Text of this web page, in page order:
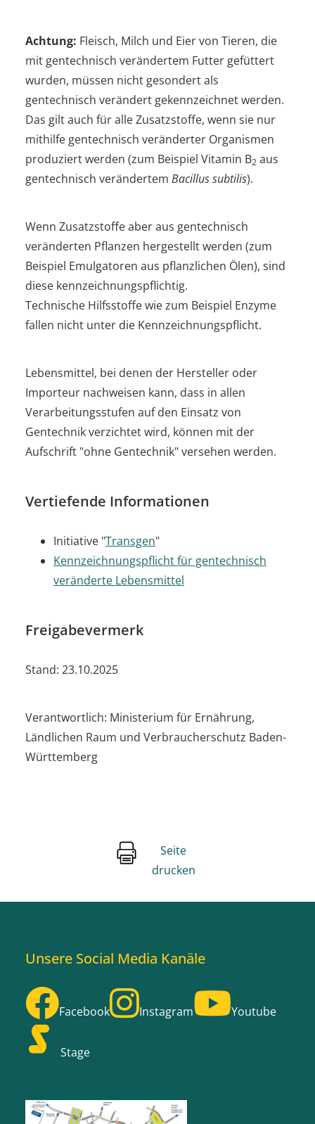
Achtung: Fleisch, Milch und Eier von Tieren, die
mit gentechnisch verändertem Futter gefüttert
wurden, müssen nicht gesondert als
gentechnisch verändert gekennzeichnet werden.
Das gilt auch für alle Zusatzstoffe, wenn sie nur
mithilfe gentechnisch veränderter Organismen
produziert werden (zum Beispiel Vitamin B2 aus
gentechnisch verändertem Bacillus subtilis).
Wenn Zusatzstoffe aber aus gentechnisch
veränderten Pflanzen hergestellt werden (zum
Beispiel Emulgatoren aus pflanzlichen Ölen), sind
diese kennzeichnungspflichtig.
Technische Hilfsstoffe wie zum Beispiel Enzyme
fallen nicht unter die Kennzeichnungspflicht.
Lebensmittel, bei denen der Hersteller oder
Importeur nachweisen kann, dass in allen
Verarbeitungsstufen auf den Einsatz von
Gentechnik verzichtet wird, können mit der
Aufschrift "ohne Gentechnik" versehen werden.
Vertiefende Informationen
Initiative "Transgen"
Kennzeichnungspflicht für gentechnisch
veränderte Lebensmittel
Freigabevermerk
Stand: 23.10.2025
Verantwortlich: Ministerium für Ernährung,
Ländlichen Raum und Verbraucherschutz Baden-
Württemberg
Seite
drucken
Unsere Social Media Kanäle
Facebook Instagram Youtube
Stage